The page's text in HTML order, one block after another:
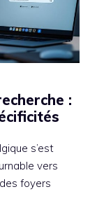
:
s’est
vers
foyers